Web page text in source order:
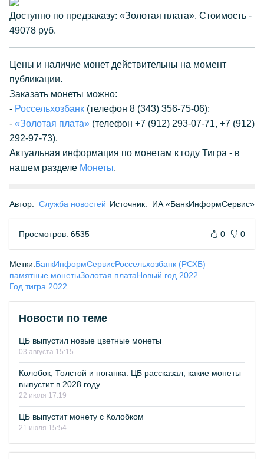
Доступно по предзаказу: «Золотая плата». Стоимость -
49078 руб.
Цены и наличие монет действительны на момент
публикации.
Заказать монеты можно:
- Россельхозбанк (телефон 8 (343) 356-75-06);
- «Золотая плата» (телефон +7 (912) 293-07-71, +7 (912)
292-97-73).
Актуальная информация по монетам к году Тигра - в
нашем разделе Монеты.
Автор: Служба новостей Источник: ИА «БанкИнформСервис»
Просмотров: 6535 0 0
Метки:БанкИнформСервисРоссельхозбанк (РСХБ)
памятные монетыЗолотая платаНовый год 2022
Год тигра 2022
Новости по теме
ЦБ выпустил новые цветные монеты
03 августа 15:15
Колобок, Толстой и поганка: ЦБ рассказал, какие монеты
выпустит в 2028 году
22 июля 17:19
ЦБ выпустит монету с Колобком
21 июля 15:54